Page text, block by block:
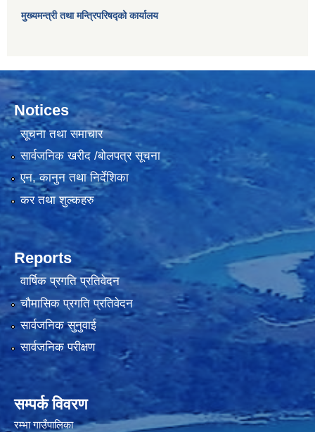
मुख्यमन्त्री तथा मन्त्रिपरिषद्को कार्यालय
Notices
सूचना तथा समाचार
सार्वजनिक खरीद /बोलपत्र सूचना
एन, कानुन तथा निर्देशिका
कर तथा शुल्कहरु
Reports
वार्षिक प्रगति प्रतिवेदन
चौमासिक प्रगति प्रतिवेदन
सार्वजनिक सुनुवाई
सार्वजनिक परीक्षण
सम्पर्क विवरण
रम्भा गाउँपालिका